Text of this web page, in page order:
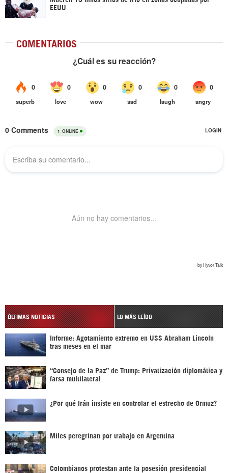
EEUU
COMENTARIOS
ÚLTIMAS NOTICIAS LO MÁS LEÍDO
Informe: Agotamiento extremo en USS Abraham Lincoln
tras meses en el mar
“Consejo de la Paz” de Trump: Privatización diplomática y
farsa multilateral
¿Por qué Irán insiste en controlar el estrecho de Ormuz?
Miles peregrinan por trabajo en Argentina
Colombianos protestan ante la posesión presidencial